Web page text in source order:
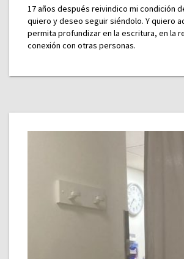
17 años después reivindico mi condición
quiero y deseo seguir siéndolo. Y quiero
permita profundizar en la escritura, en la
conexión con otras personas.